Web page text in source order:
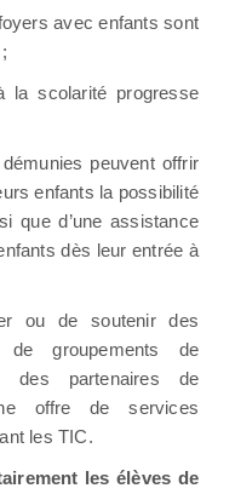
avec enfants sont
la scolarité progresse
peuvent offrir
enfants la possibilité
que d’une assistance
dès leur entrée à
ou de soutenir des
groupements de
des partenaires de
offre de services
les TIC.
les élèves de